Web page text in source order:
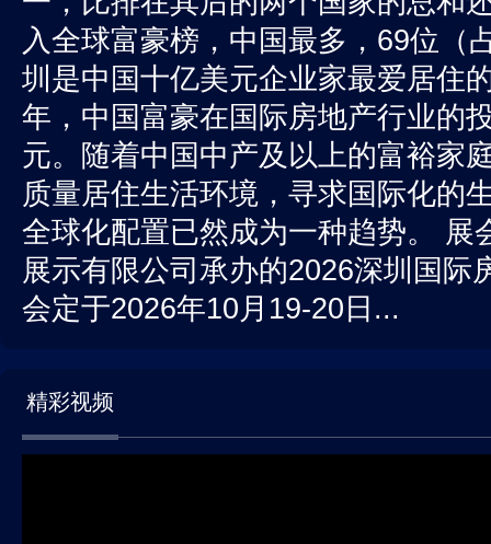
入全球富豪榜，中国最多，69位（
圳是中国十亿美元企业家最爱居住
年，中国富豪在国际房地产行业的
元。随着中国中产及以上的富裕家
质量居住生活环境，寻求国际化的
全球化配置已然成为一种趋势。 展
展示有限公司承办的2026深圳国际
会定于2026年10月19-20日...
精彩视频